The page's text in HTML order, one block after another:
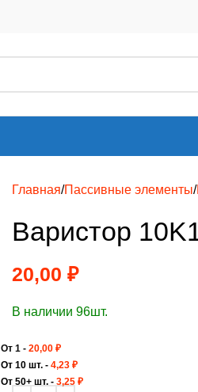
Главная Пассивные элементы
Варистор
20,00 ₽
В наличии 96шт.
От 1 - 20,00 ₽
От 10 шт. - 4,23 ₽
От 50+ шт. - 3,25 ₽